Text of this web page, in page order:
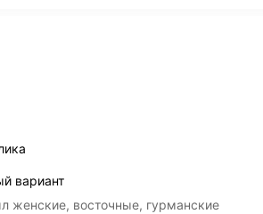
вариант
женские, восточные, гурманские